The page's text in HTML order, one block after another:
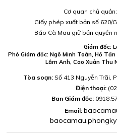
Cơ quan chủ
Giấy phép xuất bản số 620/
Báo Cà Mau giữ bản quyền
Giám đốc:
Phó Giám đốc: Ngô Minh Toàn, Hồ
Lâm Anh, Cao Xuân Thu
Tòa soạn:Số 413 Nguyễn Trãi,
Điện thoại:
Ban Giám đốc:
Email: